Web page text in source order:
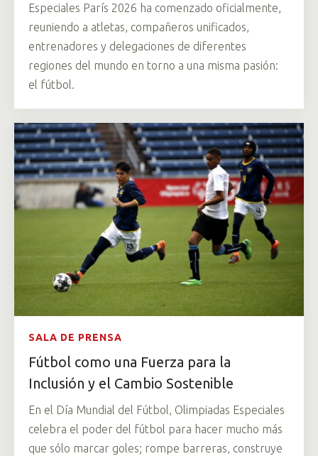
Especiales París 2026 ha comenzado oficialmente,
reuniendo a atletas, compañeros unificados,
entrenadores y delegaciones de diferentes
regiones del mundo en torno a una misma pasión:
el fútbol.
SALA DE PRENSA
Fútbol como una Fuerza para la
Inclusión y el Cambio Sostenible
En el Día Mundial del Fútbol, Olimpiadas Especiales
celebra el poder del fútbol para hacer mucho más
que sólo marcar goles; rompe barreras, construye